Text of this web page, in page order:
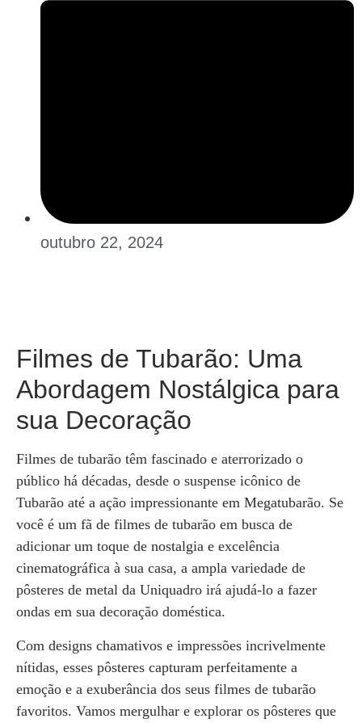
outubro 22, 2024
Filmes de Tubarão: Uma
Abordagem Nostálgica para
sua Decoração
Filmes de tubarão têm fascinado e aterrorizado o
público há décadas, desde o suspense icônico de
Tubarão até a ação impressionante em Megatubarão. Se
você é um fã de filmes de tubarão em busca de
adicionar um toque de nostalgia e excelência
cinematográfica à sua casa, a ampla variedade de
pôsteres de metal da Uniquadro irá ajudá-lo a fazer
ondas em sua decoração doméstica.
Com designs chamativos e impressões incrivelmente
nítidas, esses pôsteres capturam perfeitamente a
emoção e a exuberância dos seus filmes de tubarão
favoritos. Vamos mergulhar e explorar os pôsteres que